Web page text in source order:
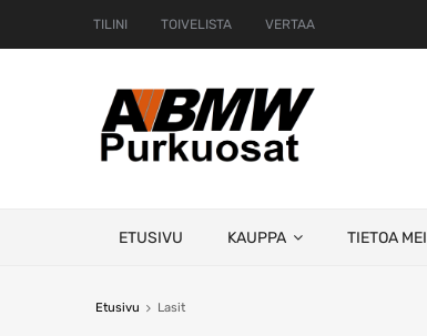
TILINI TOIVELISTA VERTAA
ETUSIVU KAUPPA TIETOA
Etusivu Lasit